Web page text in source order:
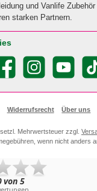
und Vanlife
starken Partnern.
Instagram YouTube
Widerrufsrecht Über uns
Mehrwertsteuer zzgl.
wenn nicht anders